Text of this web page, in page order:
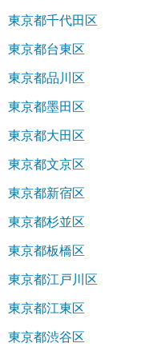
東京都千代田区
東京都台東区
東京都品川区
東京都墨田区
東京都大田区
東京都文京区
東京都新宿区
東京都杉並区
東京都板橋区
東京都江戸川区
東京都江東区
東京都渋谷区